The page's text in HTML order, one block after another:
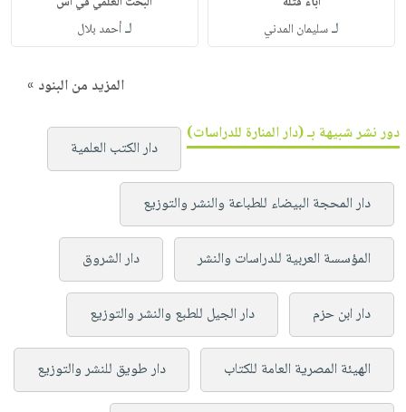
لـسليمان المدني لـأحمد بلال
المزيد من البنود »
دور نشر شبيهة بـ (دار المنارة للدراسات)
دار الكتب العلمية
دار المحجة البيضاء للطباعة والنشر والتوزيع
المؤسسة العربية للدراسات والنشر دار الشروق
دار ابن حزم دار الجيل للطبع والنشر والتوزيع
الهيئة المصرية العامة للكتاب دار طويق للنشر والتوزيع